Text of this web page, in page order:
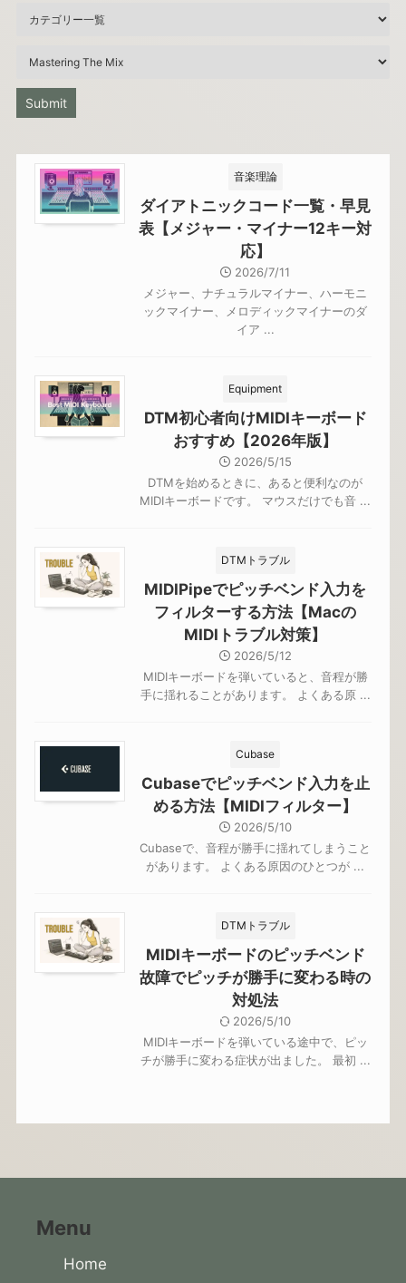
音楽理論
ダイアトニックコード一覧・早見
表【メジャー・マイナー12キー対
応】
2026/7/11
メジャー、ナチュラルマイナー、ハーモニ
ックマイナー、メロディックマイナーのダ
イア ...
Equipment
DTM初心者向けMIDIキーボード
おすすめ【2026年版】
2026/5/15
DTMを始めるときに、あると便利なのが
MIDIキーボードです。 マウスだけでも音 ...
DTMトラブル
MIDIPipeでピッチベンド入力を
フィルターする方法【Macの
MIDIトラブル対策】
2026/5/12
MIDIキーボードを弾いていると、音程が勝
手に揺れることがあります。 よくある原 ...
Cubase
Cubaseでピッチベンド入力を止
める方法【MIDIフィルター】
2026/5/10
Cubaseで、音程が勝手に揺れてしまうこと
があります。 よくある原因のひとつが ...
DTMトラブル
MIDIキーボードのピッチベンド
故障でピッチが勝手に変わる時の
対処法
2026/5/10
MIDIキーボードを弾いている途中で、ピッ
チが勝手に変わる症状が出ました。 最初 ...
Menu
Home